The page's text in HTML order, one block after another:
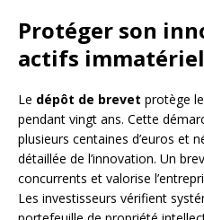
Protéger son
actifs
Le dépôt de brevet protège
pendant vingt ans. Cette
plusieurs centaines d’euros et
détaillée de l’innovation. Un
concurrents et valorise
Les investisseurs vérifient